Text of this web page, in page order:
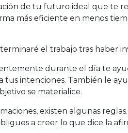
de tu futuro ideal que te
más eficiente en menos
el trabajo tras haber
durante el día te
tus intenciones. También le
se materialice.
existen algunas
a creer lo que dice la